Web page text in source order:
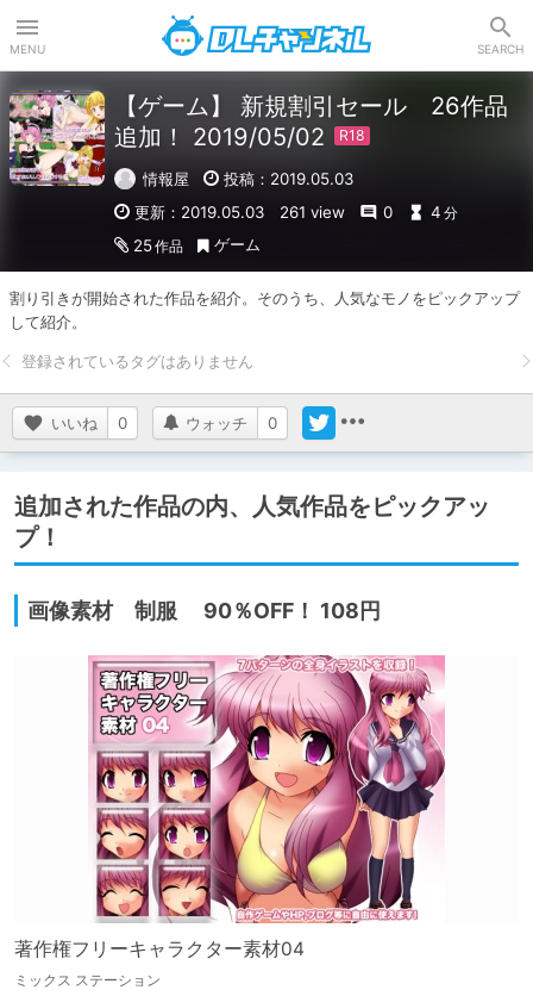
MENU SEARCH
【ゲーム】 新規割引セール 26作品
追加！ 2019/05/02
情報屋
投稿：2019.05.03
更新：2019.05.03
261 view 0 4 分
25作品 ゲーム
割り引きが開始された作品を紹介。そのうち、人気なモノをピックアップ
して紹介。
いいね 0 ウォッチ 0
追加された作品の内、人気作品をピックアッ
プ！
画像素材 制服 90％OFF！ 108円
著作権フリーキャラクター素材04
ミックス ステーション